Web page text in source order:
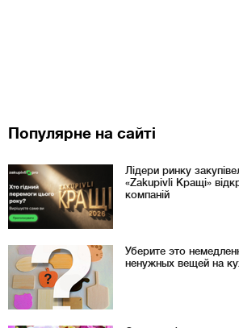
Популярне на сайті
Лідери ринку
«Zakupivli Кращі»
компаній
Уберите это
ненужных вещей на